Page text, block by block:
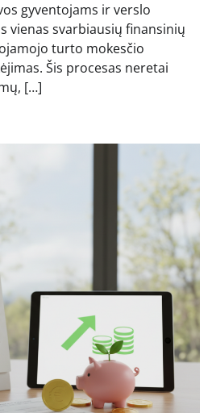
gyventojams ir verslo
vienas svarbiausių finansinių
turto mokesčio
Šis procesas neretai
[…]